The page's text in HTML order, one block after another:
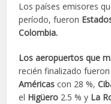
Los países emisores
período, fueron
Colombia.
Los aeropuertos que
recién finalizado fueron
Américas con 28 %,
el Higüero 2.5 % y La